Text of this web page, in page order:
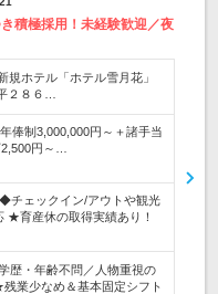
積極採用！未経験歓迎／夜
ホテル「ホテル雪月花」
２８６…
俸制3,000,000円～＋諸手当
円～…
チェックイン/アウトや観光
★育産休の取得実績あり！
歴・年齢不問／人物重視の
業少なめ＆基本固定シフト